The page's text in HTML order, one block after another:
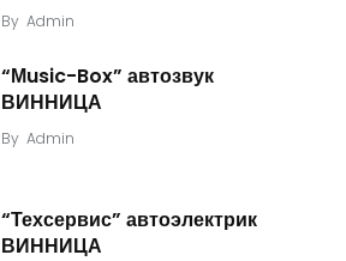
By Admin
“Мusic-Box” автозвук
ВИННИЦА
By Admin
“Техсервис” автоэлектрик
ВИННИЦА